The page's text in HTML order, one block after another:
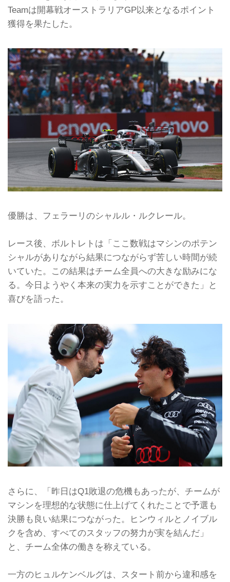
Teamは開幕戦オーストラリアGP以来となるポイント
獲得を果たした。
優勝は、フェラーリのシャルル・ルクレール。
レース後、ボルトレトは「ここ数戦はマシンのポテン
シャルがありながら結果につながらず苦しい時間が続
いていた。この結果はチーム全員への大きな励みにな
る。今日ようやく本来の実力を示すことができた」と
喜びを語った。
さらに、「昨日はQ1敗退の危機もあったが、チームが
マシンを理想的な状態に仕上げてくれたことで予選も
決勝も良い結果につながった。ヒンウィルとノイブル
クを含め、すべてのスタッフの努力が実を結んだ」
と、チーム全体の働きを称えている。
一方のヒュルケンベルグは、スタート前から違和感を